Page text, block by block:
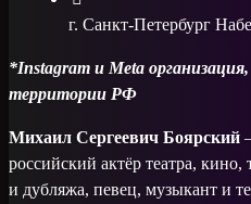
г. Санкт-Петербург
*Instagram и Meta
территории РФ
Михаил Сергеевич Боярский
российский актёр театра, кино,
и дубляжа, певец, музыкант и